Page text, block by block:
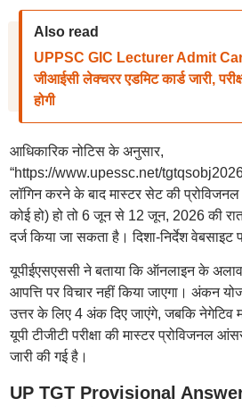
Also read
UPPSC GIC Lecturer Admit
जीआईसी लेक्चरर एडमिट कार्ड जारी,
होगी
आधिकारिक नोटिस के अनुसार,
“https://www.upessc.net/
लॉगिन करने के बाद मास्टर सेट की प्रोविजनल
कोई हो) हो तो 6 जून से 12 जून, 2026 की
दर्ज किया जा सकता है। दिशा-निर्देश वेबसाइट
यूपीईएसएससी ने बताया कि ऑनलाइन के
आपत्ति पर विचार नहीं किया जाएगा। अंकन
उत्तर के लिए 4 अंक दिए जाएंगे, जबकि नेगेटिव
यूपी टीजीटी परीक्षा की मास्टर प्रोविजनल
जारी की गई है।
UP TGT Provisional